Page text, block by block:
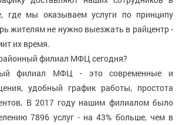
где мы оказываем услуги по принципу
жителям не нужно выезжать в райцентр -
их время.
филиал МФЦ сегодня?
филиал МФЦ - это современные и
удобный график работы, простота
В 2017 году нашим филиалом было
7896 услуг - на 43% больше, чем в